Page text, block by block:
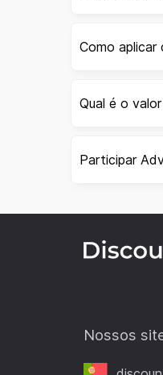
Como
Qual é o
Participar
Nossos